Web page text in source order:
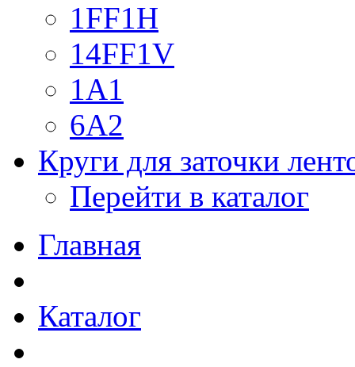
1FF1H
14FF1V
1A1
6A2
Круги для заточки
Перейти в каталог
Главная
Каталог